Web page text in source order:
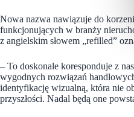
Nowa nazwa nawiązuje do
funkcjonujących w branży
z angielskim słowem „refilled”
– To doskonale koresponduje z
wygodnych rozwiązań
identyfikację wizualną, która nie
przyszłości. Nadal będą one